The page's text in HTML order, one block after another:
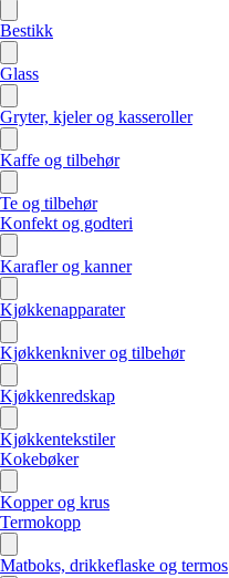
Bestikk
Glass
Gryter, kjeler og kasseroller
Kaffe og tilbehør
Te og tilbehør
Konfekt og godteri
Karafler og kanner
Kjøkkenapparater
Kjøkkenkniver og tilbehør
Kjøkkenredskap
Kjøkkentekstiler
Kokebøker
Kopper og krus
Termokopp
Matboks, drikkeflaske og termos